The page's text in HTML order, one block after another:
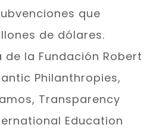
que
de dólares.
de la Fundación Robert
Philanthropies,
Transparency
Education